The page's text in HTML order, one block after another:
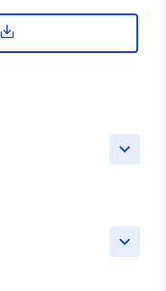
keyboard_arrow_down
keyboard_arrow_down